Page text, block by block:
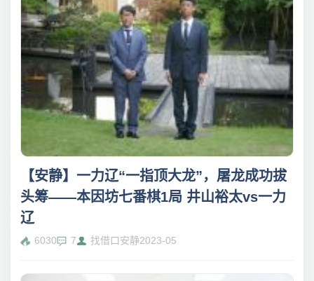
【安静】一力辽“一指顶大龙”，屠龙成功拔
头筹——本因坊七番棋1局 井山裕太vs一力
辽
6030 7 找借口安静2023-05